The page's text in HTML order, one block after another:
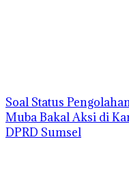
Soal Status
Muba Bakal Aksi di
DPRD Sumsel